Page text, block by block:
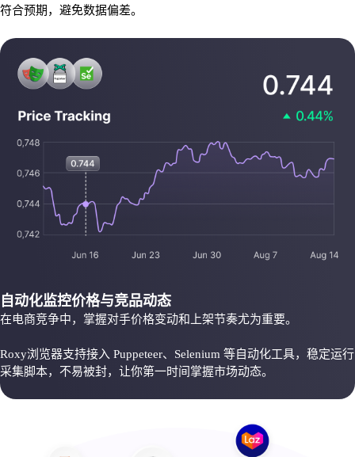
符合预期，避免数据偏差。
自动化监控价格与竞品动态
在电商竞争中，掌握对手价格变动和上架节奏尤为重要。
Roxy浏览器支持接入 Puppeteer、Selenium 等自动化工具，稳定运行
采集脚本，不易被封，让你第一时间掌握市场动态。